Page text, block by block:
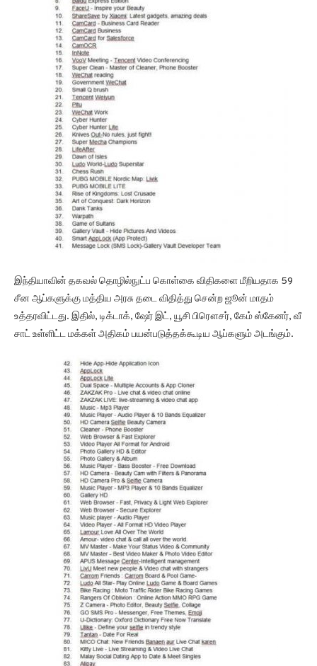
இந்தியாவின் தகவல் தொழில்நுட்ப கொள்கை விதிகளை மீறியதாக 59
சீன ஆப்களுக்கு மத்திய அரசு தடை விதித்து சென்ற ஜூன் மாதம்
உத்தரவிட்டது. இதில், டிக்டாக், ஷேர் இட், யூசி பிரௌசர், கேம் ஸ்கேனர், வீ
சாட் உள்ளிட்ட மக்கள் அதிகம் பயன்படுத்தக்கூடிய ஆப்களும் அடங்கும்.